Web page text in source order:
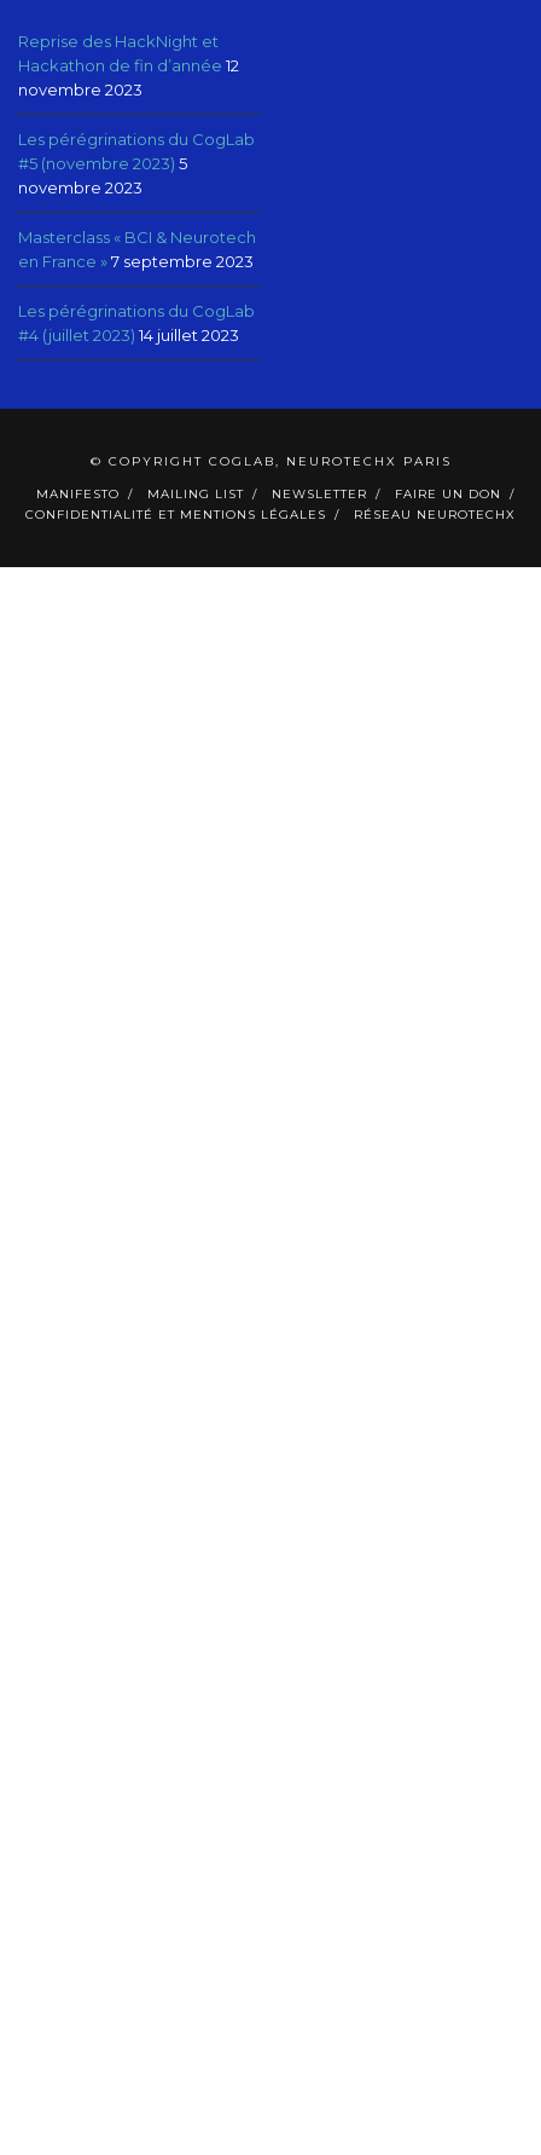
Reprise des HackNight et
Hackathon de fin d’année 12
novembre 2023
Les pérégrinations du CogLab
#5 (novembre 2023) 5
novembre 2023
Masterclass « BCI & Neurotech
en France » 7 septembre 2023
Les pérégrinations du CogLab
#4 (juillet 2023) 14 juillet 2023
© COPYRIGHT COGLAB, NEUROTECHX PARIS
MANIFESTO MAILING LIST NEWSLETTER
FAIRE UN DON
CONFIDENTIALITÉ ET MENTIONS LÉGALES
RÉSEAU NEUROTECHX